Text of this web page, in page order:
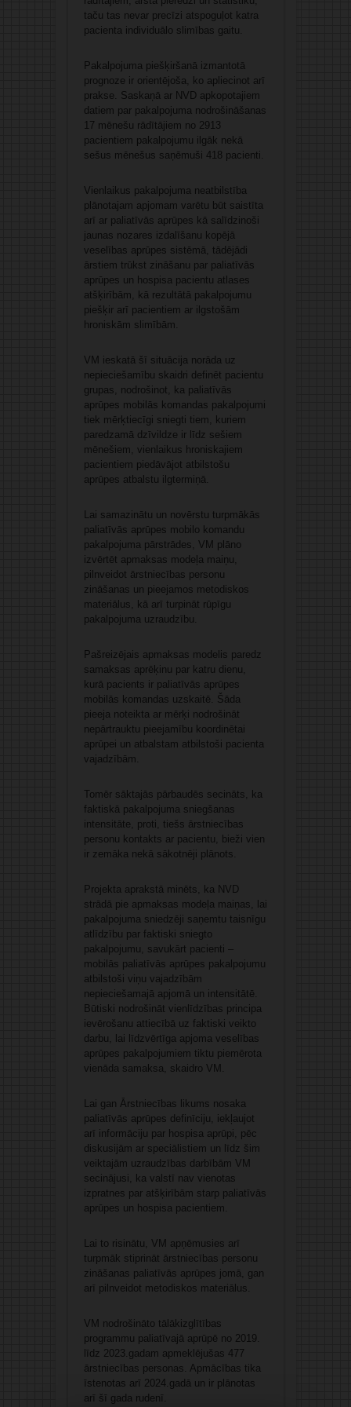
taču tas nevar precīzi atspoguļot katra
pacienta individuālo slimības gaitu.
Pakalpojuma piešķiršanā izmantotā
prognoze ir orientējoša, ko apliecinot arī
prakse. Saskaņā ar NVD apkopotajiem
datiem par pakalpojuma nodrošināšanas
17 mēnešu rādītājiem no 2913
pacientiem pakalpojumu ilgāk nekā
sešus mēnešus saņēmuši 418 pacienti.
Vienlaikus pakalpojuma neatbilstība
plānotajam apjomam varētu būt saistīta
arī ar paliatīvās aprūpes kā salīdzinoši
jaunas nozares izdalīšanu kopējā
veselības aprūpes sistēmā, tādējādi
ārstiem trūkst zināšanu par paliatīvās
aprūpes un hospisa pacientu atlases
atšķirībām, kā rezultātā pakalpojumu
piešķir arī pacientiem ar ilgstošām
hroniskām slimībām.
VM ieskatā šī situācija norāda uz
nepieciešamību skaidri definēt pacientu
grupas, nodrošinot, ka paliatīvās
aprūpes mobilās komandas pakalpojumi
tiek mērķtiecīgi sniegti tiem, kuriem
paredzamā dzīvildze ir līdz sešiem
mēnešiem, vienlaikus hroniskajiem
pacientiem piedāvājot atbilstošu
aprūpes atbalstu ilgtermiņā.
Lai samazinātu un novērstu turpmākās
paliatīvās aprūpes mobilo komandu
pakalpojuma pārstrādes, VM plāno
izvērtēt apmaksas modeļa maiņu,
pilnveidot ārstniecības personu
zināšanas un pieejamos metodiskos
materiālus, kā arī turpināt rūpīgu
pakalpojuma uzraudzību.
Pašreizējais apmaksas modelis paredz
samaksas aprēķinu par katru dienu,
kurā pacients ir paliatīvās aprūpes
mobilās komandas uzskaitē. Šāda
pieeja noteikta ar mērķi nodrošināt
nepārtrauktu pieejamību koordinētai
aprūpei un atbalstam atbilstoši pacienta
vajadzībām.
Tomēr sāktajās pārbaudēs secināts, ka
faktiskā pakalpojuma sniegšanas
intensitāte, proti, tiešs ārstniecības
personu kontakts ar pacientu, bieži vien
ir zemāka nekā sākotnēji plānots.
Projekta aprakstā minēts, ka NVD
strādā pie apmaksas modeļa maiņas, lai
pakalpojuma sniedzēji saņemtu taisnīgu
atlīdzību par faktiski sniegto
pakalpojumu, savukārt pacienti –
mobilās paliatīvās aprūpes pakalpojumu
atbilstoši viņu vajadzībām
nepieciešamajā apjomā un intensitātē.
Būtiski nodrošināt vienlīdzības principa
ievērošanu attiecībā uz faktiski veikto
darbu, lai līdzvērtīga apjoma veselības
aprūpes pakalpojumiem tiktu piemērota
vienāda samaksa, skaidro VM.
Lai gan Ārstniecības likums nosaka
paliatīvās aprūpes definīciju, iekļaujot
arī informāciju par hospisa aprūpi, pēc
diskusijām ar speciālistiem un līdz šim
veiktajām uzraudzības darbībām VM
secinājusi, ka valstī nav vienotas
izpratnes par atšķirībām starp paliatīvās
aprūpes un hospisa pacientiem.
Lai to risinātu, VM apņēmusies arī
turpmāk stiprināt ārstniecības personu
zināšanas paliatīvās aprūpes jomā, gan
arī pilnveidot metodiskos materiālus.
VM nodrošināto tālākizglītības
programmu paliatīvajā aprūpē no 2019.
līdz 2023.gadam apmeklējušas 477
ārstniecības personas. Apmācības tika
īstenotas arī 2024.gadā un ir plānotas
arī šī gada rudenī.